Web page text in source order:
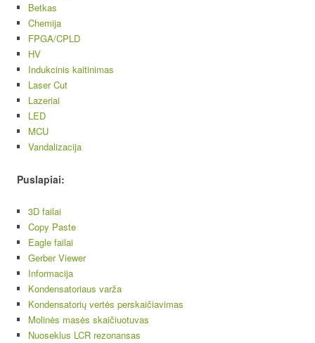
Betkas
Chemija
FPGA/CPLD
HV
Indukcinis kaitinimas
Laser Cut
Lazeriai
LED
MCU
Vandalizacija
Puslapiai:
3D failai
Copy Paste
Eagle failai
Gerber Viewer
Informacija
Kondensatoriaus varža
Kondensatorių vertės perskaičiavimas
Molinės masės skaičiuotuvas
Nuoseklus LCR rezonansas